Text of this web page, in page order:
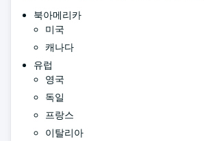
북아메리카
미국
캐나다
유럽
영국
독일
프랑스
이탈리아